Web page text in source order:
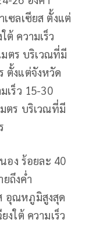
ซลเซียส ตั้งแต่
ต้ ความเร็ว
ตร บริเวณที่มี
ตั้งแต่จังหวัด
เร็ว 15-30
ตร บริเวณที่มี
ง ร้อยละ 40
ถึงค่ำ
อุณหภูมิสูงสุด
งใต้ ความเร็ว